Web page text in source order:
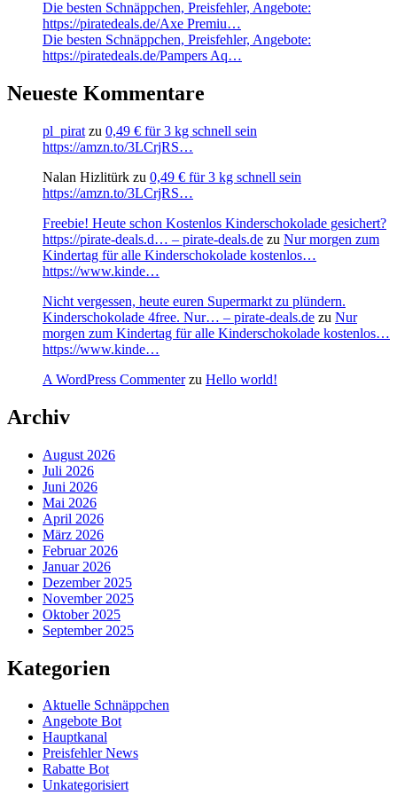
Die besten Schnäppchen, Preisfehler, Angebote:
https://piratedeals.de/Axe Premiu…
Die besten Schnäppchen, Preisfehler, Angebote:
https://piratedeals.de/Pampers Aq…
Neueste Kommentare
pl_pirat zu 0,49 € für 3 kg schnell sein
https://amzn.to/3LCrjRS…
Nalan Hizlitürk zu 0,49 € für 3 kg schnell sein
https://amzn.to/3LCrjRS…
Freebie! Heute schon Kostenlos Kinderschokolade gesichert?
https://pirate-deals.d… – pirate-deals.de zu Nur morgen zum
Kindertag für alle Kinderschokolade kostenlos…
https://www.kinde…
Nicht vergessen, heute euren Supermarkt zu plündern.
Kinderschokolade 4free. Nur… – pirate-deals.de zu Nur
morgen zum Kindertag für alle Kinderschokolade kostenlos…
https://www.kinde…
A WordPress Commenterzu Hello world!
Archiv
August 2026
Juli 2026
Juni 2026
Mai 2026
April 2026
März 2026
Februar 2026
Januar 2026
Dezember 2025
November 2025
Oktober 2025
September 2025
Kategorien
Aktuelle Schnäppchen
Angebote Bot
Hauptkanal
Preisfehler News
Rabatte Bot
Unkategorisiert